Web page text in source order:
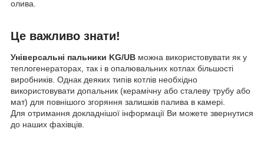
олива.
Це важливо знати!
Універсальні пальники KG/UB можна використовувати як у
теплогенераторах, так і в опалювальних котлах більшості
виробників. Однак деяких типів котлів необхідно
використовувати допальник (керамічну або сталеву трубу або
мат) для повнішого згоряння залишків палива в камері.
Для отримання докладнішої інформації Ви можете звернутися
до наших фахівців.